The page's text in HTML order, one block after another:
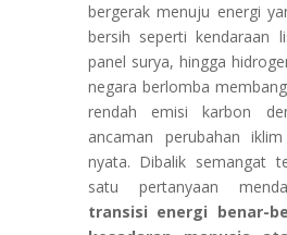
bergerak menuju energi
bersih seperti kendaraan
panel surya, hingga
negara berlomba
rendah emisi karbon
ancaman perubahan
nyata. Dibalik semangat
satu pertanyaan
transisi energi benar-